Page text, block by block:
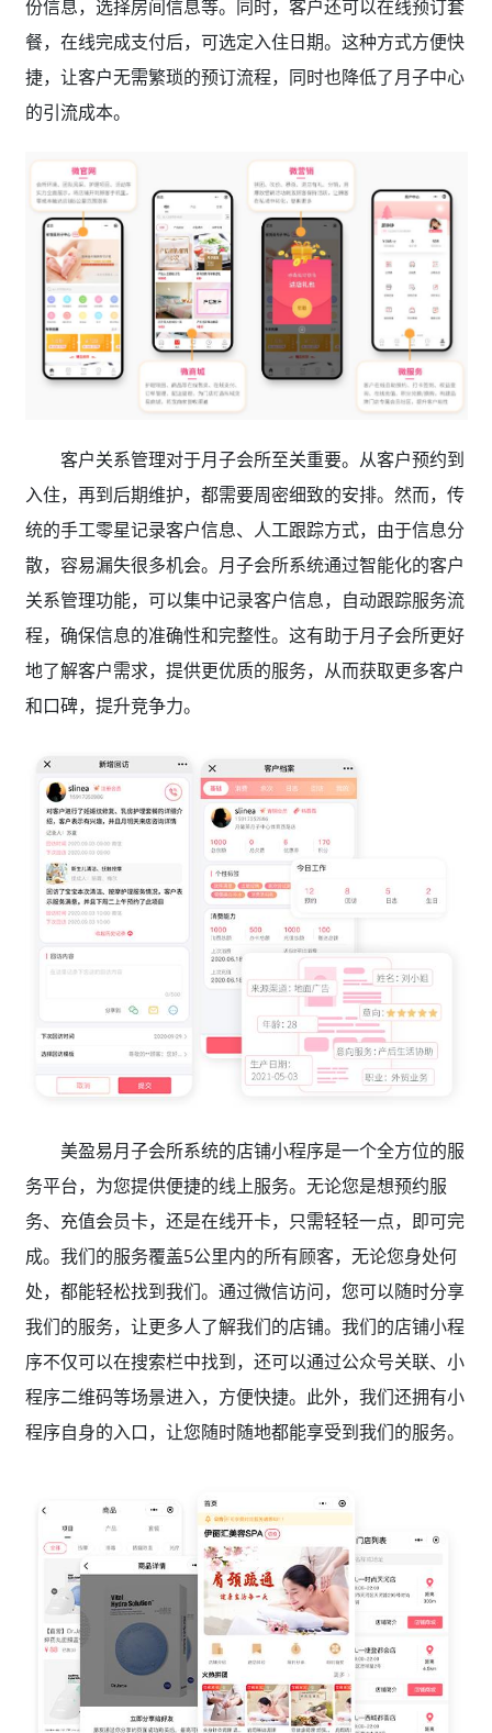
份信息，选择房间信息等。同时，客户还可以在线预订套
餐，在线完成支付后，可选定入住日期。这种方式方便快
捷，让客户无需繁琐的预订流程，同时也降低了月子中心
的引流成本。
客户关系管理对于月子会所至关重要。从客户预约到
入住，再到后期维护，都需要周密细致的安排。然而，传
统的手工零星记录客户信息、人工跟踪方式，由于信息分
散，容易漏失很多机会。月子会所系统通过智能化的客户
关系管理功能，可以集中记录客户信息，自动跟踪服务流
程，确保信息的准确性和完整性。这有助于月子会所更好
地了解客户需求，提供更优质的服务，从而获取更多客户
和口碑，提升竞争力。
美盈易月子会所系统的店铺小程序是一个全方位的服
务平台，为您提供便捷的线上服务。无论您是想预约服
务、充值会员卡，还是在线开卡，只需轻轻一点，即可完
成。我们的服务覆盖5公里内的所有顾客，无论您身处何
处，都能轻松找到我们。通过微信访问，您可以随时分享
我们的服务，让更多人了解我们的店铺。我们的店铺小程
序不仅可以在搜索栏中找到，还可以通过公众号关联、小
程序二维码等场景进入，方便快捷。此外，我们还拥有小
程序自身的入口，让您随时随地都能享受到我们的服务。